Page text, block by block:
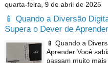
quarta-feira, 9 de abril de 2025
📱 Quando a Diversão
Supera o Dever de
📱 Quando a
Aprender Você
passam muito mais